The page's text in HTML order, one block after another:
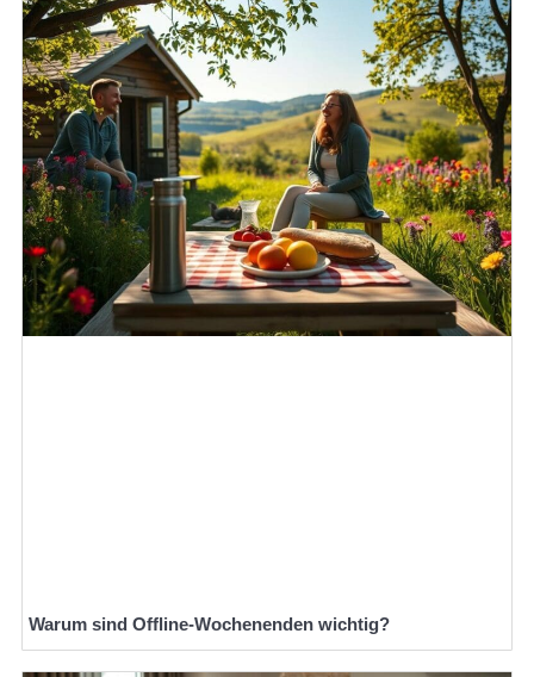
Warum sind Offline-Wochenenden wichtig?